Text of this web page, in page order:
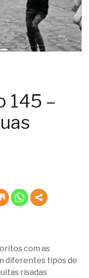
145 –
com as
diferentes tipos de
risadas